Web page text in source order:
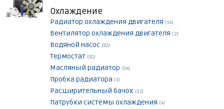
Охлаждение
Радиатор охлаждения двигателя (14)
Вентилятор охлаждения двигателя (2)
Водяной насос (82)
Термостат (50)
Масляный радиатор (34)
Пробка радиатора (3)
Расширительный бачок (13)
Патрубки системы охлаждения (4)